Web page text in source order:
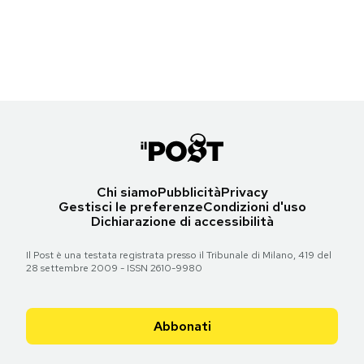
Chi siamoPubblicitàPrivacy
Gestisci le preferenzeCondizioni d'uso
Dichiarazione di accessibilità
Il Post è una testata registrata presso il Tribunale di Milano, 419 del
28 settembre 2009 - ISSN 2610-9980
Abbonati